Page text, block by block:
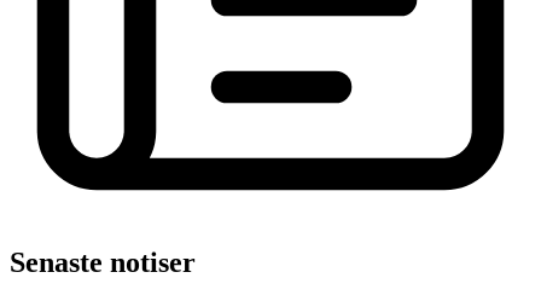
Senaste notiser